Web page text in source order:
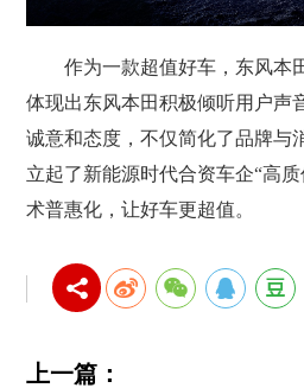
作为一款超值好车，东风本
体现出东风本田积极倾听用户声
诚意和态度，不仅简化了品牌与
立起了新能源时代合资车企“高
术普惠化，让好车更超值。
上一篇：